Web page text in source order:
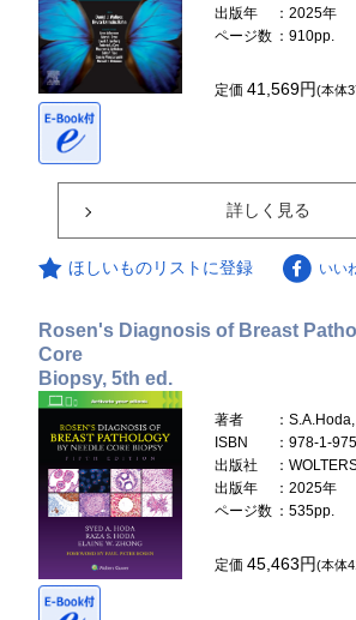
出版年
：2025年
ページ数 ：910pp.
定価41,569円(本体
詳しく見る
ほしいものリストに登録 いい
Rosen's Diagnosis of Breast
Core
Biopsy, 5th ed.
著者
：
ISBN
：978-1-
出版社
：
出版年
：2025年
ページ数 ：535pp.
定価45,463円(本体